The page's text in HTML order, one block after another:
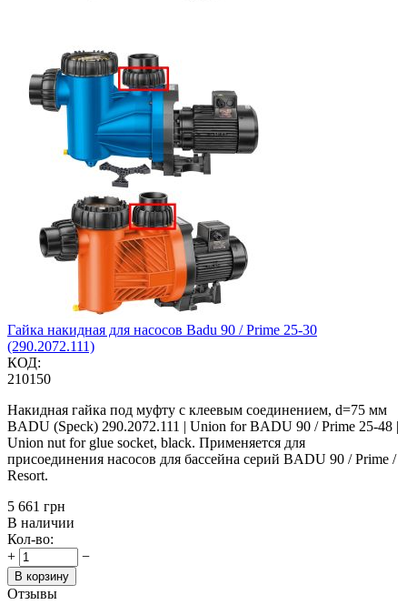
Гайка накидная для насосов Badu 90 / Prime 25-30
(290.2072.111)
КОД:
210150
Накидная гайка под муфту с клеевым соединением, d=75 мм
BADU (Speck) 290.2072.111 | Union for BADU 90 / Prime 25-48 |
Union nut for glue socket, black. Применяется для
присоединения насосов для бассейна серий BADU 90 / Prime /
Resort.
‍5 661‍ грн
В наличии
Кол-во:
+
−
В корзину
Отзывы